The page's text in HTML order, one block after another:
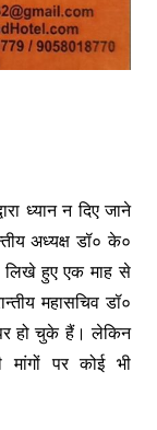
ध्यान न दिए जाने
अध्यक्ष डॉ० के०
लिखे हुए एक माह से
महासचिव डॉ०
हो चुके हैं। लेकिन
मांगों पर कोई भी